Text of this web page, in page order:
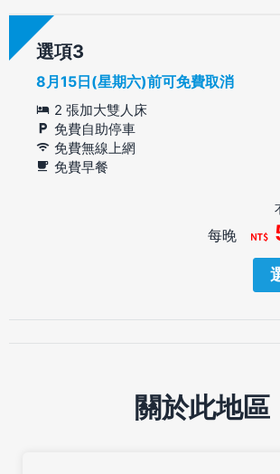
選項
8月15日(星期六)前可免費取消
2 張加大雙人床
免費自助停車
免費無線上網
免費早餐
每晚
關於此地區